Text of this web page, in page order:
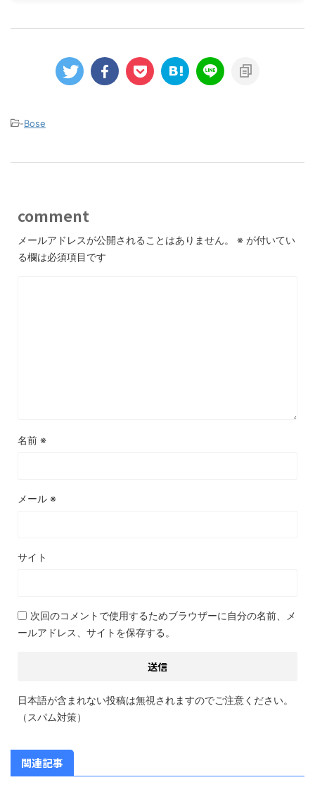
-Bose
comment
メールアドレスが公開されることはありません。 ※ が付いてい
る欄は必須項目です
名前 ※
メール ※
サイト
次回のコメントで使用するためブラウザーに自分の名前、メ
ールアドレス、サイトを保存する。
日本語が含まれない投稿は無視されますのでご注意ください。
（スパム対策）
関連記事